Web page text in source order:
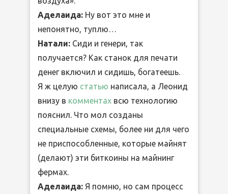
Аделаида: Ну вот это мне и
непонятно, туплю…
Натали: Сиди и генери, так
получается? Как станок для печати
денег включил и сидишь, богатеешь.
Я ж целую статью написала, а Леонид
внизу в комментах всю технологию
пояснил. Что мол созданы
специальные схемы, более ни для чего
не приспособленные, которые майнят
(делают) эти биткоины на майнинг
фермах.
Аделаида: Я помню, но сам процесс